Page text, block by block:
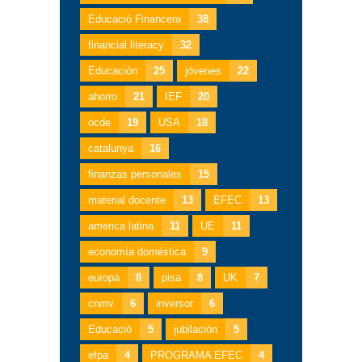
Educació Financera 38
financial literacy 32
Educación 25 jóvenes 22
ahorro 21 IEF 20
ocde 19 USA 18
catalunya 16
finanzas personales 15
material docente 13 EFEC 13
america latina 11 UE 11
economía doméstica 9
europa 8 pisa 8 UK 7
cnmv 6 inversor 6
Educació 5 jubilación 5
efpa 4 PROGRAMA EFEC 4